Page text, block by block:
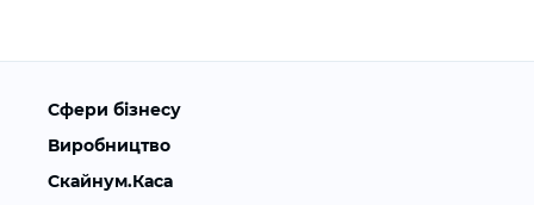
Сфери бізнесу
Виробництво
Скайнум.Каса